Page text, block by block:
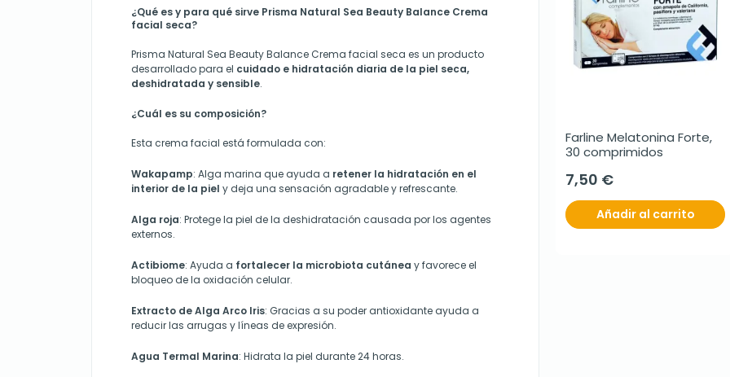
¿Qué es y para qué sirve Prisma Natural Sea Beauty Balance Crema
facial seca?
Prisma Natural Sea Beauty Balance Crema facial seca es un producto
desarrollado para el cuidado e hidratación diaria de la piel seca,
deshidratada y sensible.
¿Cuál es su composición?
Esta crema facial está formulada con:
Wakapamp: Alga marina que ayuda a retener la hidratación en el
interior de la piel y deja una sensación agradable y refrescante.
Alga roja: Protege la piel de la deshidratación causada por los agentes
externos.
Actibiome: Ayuda a fortalecer la microbiota cutánea y favorece el
bloqueo de la oxidación celular.
Extracto de Alga Arco Iris: Gracias a su poder antioxidante ayuda a
reducir las arrugas y líneas de expresión.
Agua Termal Marina: Hidrata la piel durante 24 horas.
Farline Melatonina Forte,
30 comprimidos
7,50 €
Añadir al carrito